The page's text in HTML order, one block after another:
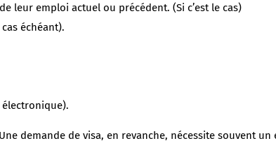
leur emploi actuel ou précédent. (Si c’est le cas)
échéant).
électronique).
demande de visa, en revanche, nécessite souvent